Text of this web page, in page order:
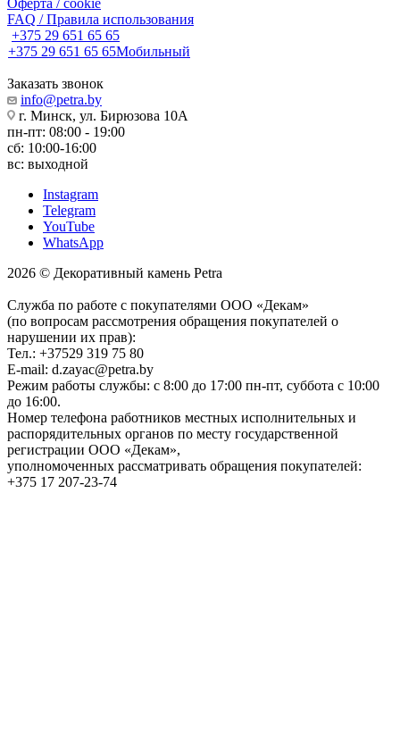
Оферта / cookie
FAQ / Правила использования
+375 29 651 65 65
+375 29 651 65 65Мобильный
Заказать звонок
info@petra.by
г. Минск, ул. Бирюзова 10А
пн-пт: 08:00 - 19:00
сб: 10:00-16:00
вс: выходной
Instagram
Telegram
YouTube
WhatsApp
2026 © Декоративный камень Petra
Служба по работе с покупателями ООО «Декам»
(по вопросам рассмотрения обращения покупателей о
нарушении их прав):
Тел.: +37529 319 75 80
E-mail: d.zayac@petra.by
Режим работы службы: с 8:00 до 17:00 пн-пт, суббота с 10:00
до 16:00.
Номер телефона работников местных исполнительных и
распорядительных органов по месту государственной
регистрации ООО «Декам»,
уполномоченных рассматривать обращения покупателей:
+375 17 207-23-74